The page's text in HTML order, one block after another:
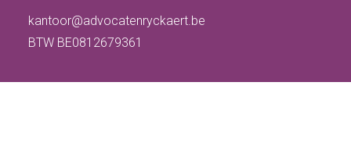
kantoor@advocatenryckaert.be
BTW BE0812679361